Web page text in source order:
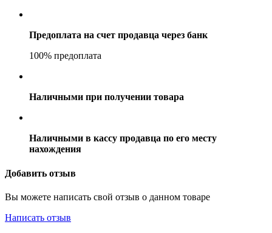
Предоплата на счет продавца через банк
100% предоплата
Наличными при получении товара
Наличными в кассу продавца по его месту
нахождения
Добавить отзыв
Вы можете написать свой отзыв о данном товаре
Написать отзыв